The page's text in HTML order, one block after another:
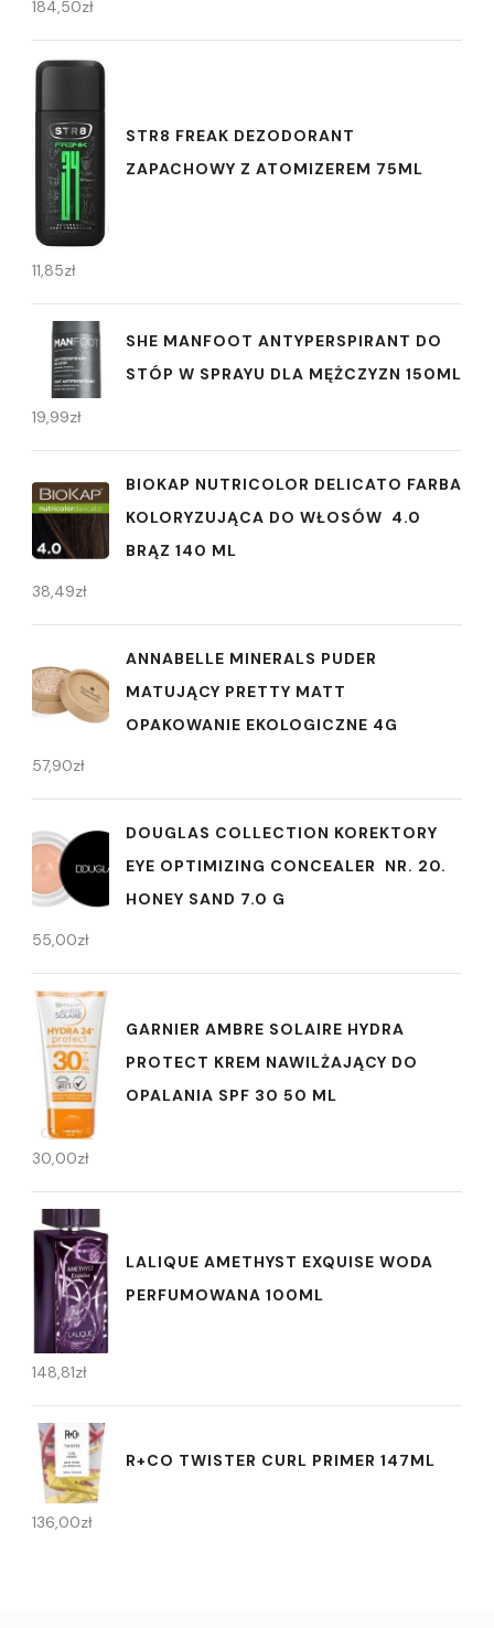
184,50zł
STR8 FREAK DEZODORANT
ZAPACHOWY Z ATOMIZEREM 75ML
11,85zł
SHE MANFOOT ANTYPERSPIRANT DO
STÓP W SPRAYU DLA MĘŻCZYZN 150ML
19,99zł
BIOKAP NUTRICOLOR DELICATO FARBA
KOLORYZUJĄCA DO WŁOSÓW 4.0
BRĄZ 140 ML
38,49zł
ANNABELLE MINERALS PUDER
MATUJĄCY PRETTY MATT
OPAKOWANIE EKOLOGICZNE 4G
57,90zł
DOUGLAS COLLECTION KOREKTORY
EYE OPTIMIZING CONCEALER NR. 20.
HONEY SAND 7.0 G
55,00zł
GARNIER AMBRE SOLAIRE HYDRA
PROTECT KREM NAWILŻAJĄCY DO
OPALANIA SPF 30 50 ML
30,00zł
LALIQUE AMETHYST EXQUISE WODA
PERFUMOWANA 100ML
148,81zł
R+CO TWISTER CURL PRIMER 147ML
136,00zł